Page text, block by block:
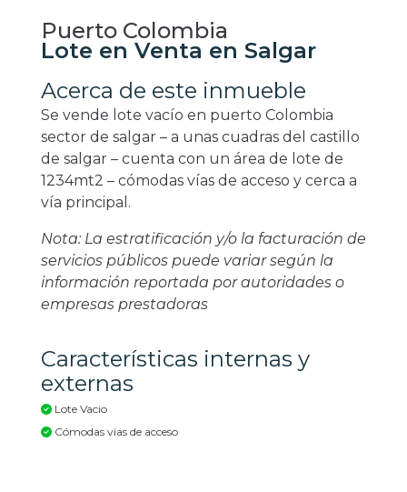
Puerto Colombia
Lote en Venta en Salgar
Acerca de este inmueble
Se vende lote vacío en puerto Colombia
sector de salgar – a unas cuadras del castillo
de salgar – cuenta con un área de lote de
1234mt2 – cómodas vías de acceso y cerca a
vía principal.
Nota: La estratificación y/o la facturación de
servicios públicos puede variar según la
información reportada por autoridades o
empresas prestadoras
Características internas y
externas
Lote Vacio
Cómodas vias de acceso